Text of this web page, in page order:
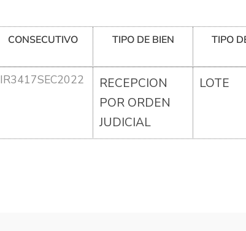
CONSECUTIVO TIPO DE BIEN TIPO
IR3417SEC2022
RECEPCION
POR ORDEN
JUDICIAL
LOTE